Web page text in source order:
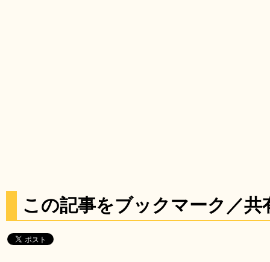
この記事をブックマーク／共